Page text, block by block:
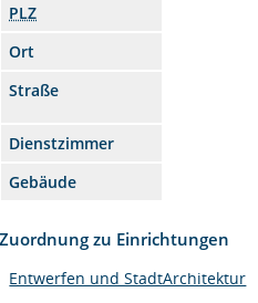
PLZ
Ort
Straße
Dienstzimmer
Gebäude
Zuordnung zu Einrichtungen
Entwerfen und StadtArchitektur